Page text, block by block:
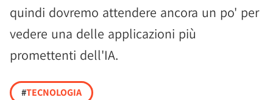
quindi dovremo attendere ancora un po' per
vedere una delle applicazioni più
promettenti dell'IA.
#TECNOLOGIA